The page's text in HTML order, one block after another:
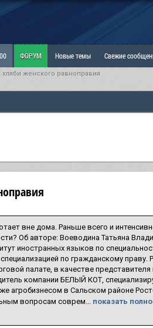
ФОРУМ Новые темы Свежие
РАЗДЕЛ: Мы и Женщины
женского равноправия
вне дома. Раньше всего и
Об авторе: Воеводина Татьяна
иностранных языков по
по гражданскому праву.
палате, в качестве
компании БЕЛЫЙ КОТ,
агробизнесом в Сальском районе
вопросам соврем... показать